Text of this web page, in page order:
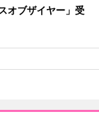
オブザイヤー」受